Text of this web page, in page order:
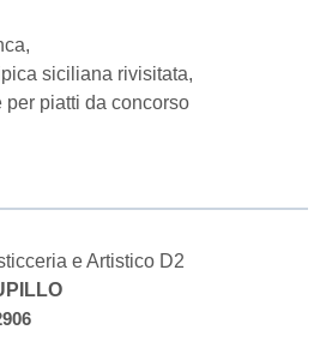
siciliana rivisitata,
per piatti da concorso
e Artistico D2